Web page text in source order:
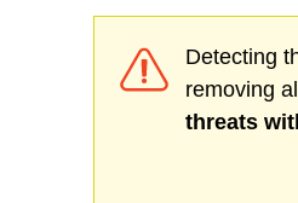
Detecting
removing
threats